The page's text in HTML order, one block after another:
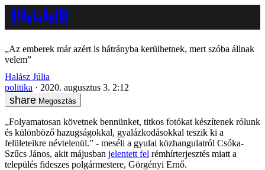
„Az emberek már azért is hátrányba kerülhetnek, mert szóba állnak
velem”
Halász Júlia
politika
2020. augusztus 3. 2:12
Megosztás
„Folyamatosan követnek bennünket, titkos fotókat készítenek rólunk
és különböző hazugságokkal, gyalázkodásokkal teszik ki a
felületeikre névtelenül.” - meséli a gyulai közhangulatról Csóka-
Szűcs János, akit májusban jelentett fel rémhírterjesztés miatt a
település fideszes polgármestere, Görgényi Ernő.